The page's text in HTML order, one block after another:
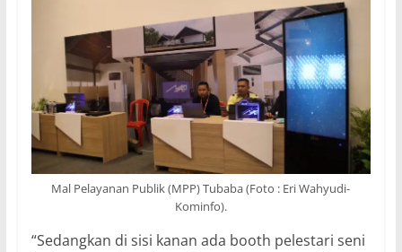
Mal Pelayanan Publik (MPP) Tubaba (Foto : Eri Wahyudi-
Kominfo).
“Sedangkan di sisi kanan ada booth pelestari seni